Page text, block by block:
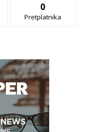
0
Pretplatnika